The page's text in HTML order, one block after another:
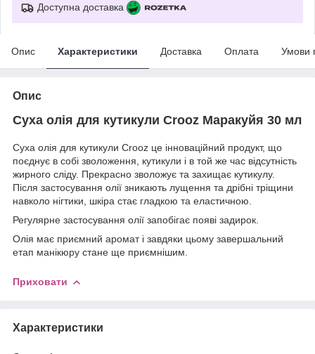
Доступна доставка
Опис Характеристики Доставка Оплата Умови
Опис
Суха олія для кутикули Crooz Маракуйя 30 мл
Суха олія для кутикули Crooz це інноваційний продукт, що
поєднує в собі зволоження, кутикули і в той же час відсутність
жирного сліду. Прекрасно зволожує та захищає кутикулу.
Після застосування олії зникають лущення та дрібні тріщини
навколо нігтики, шкіра стає гладкою та еластичною.
Регулярне застосування олії запобігає появі задирок.
Олія має приємний аромат і завдяки цьому завершальний
етап манікюру стане ще приємнішим.
Приховати
Характеристики